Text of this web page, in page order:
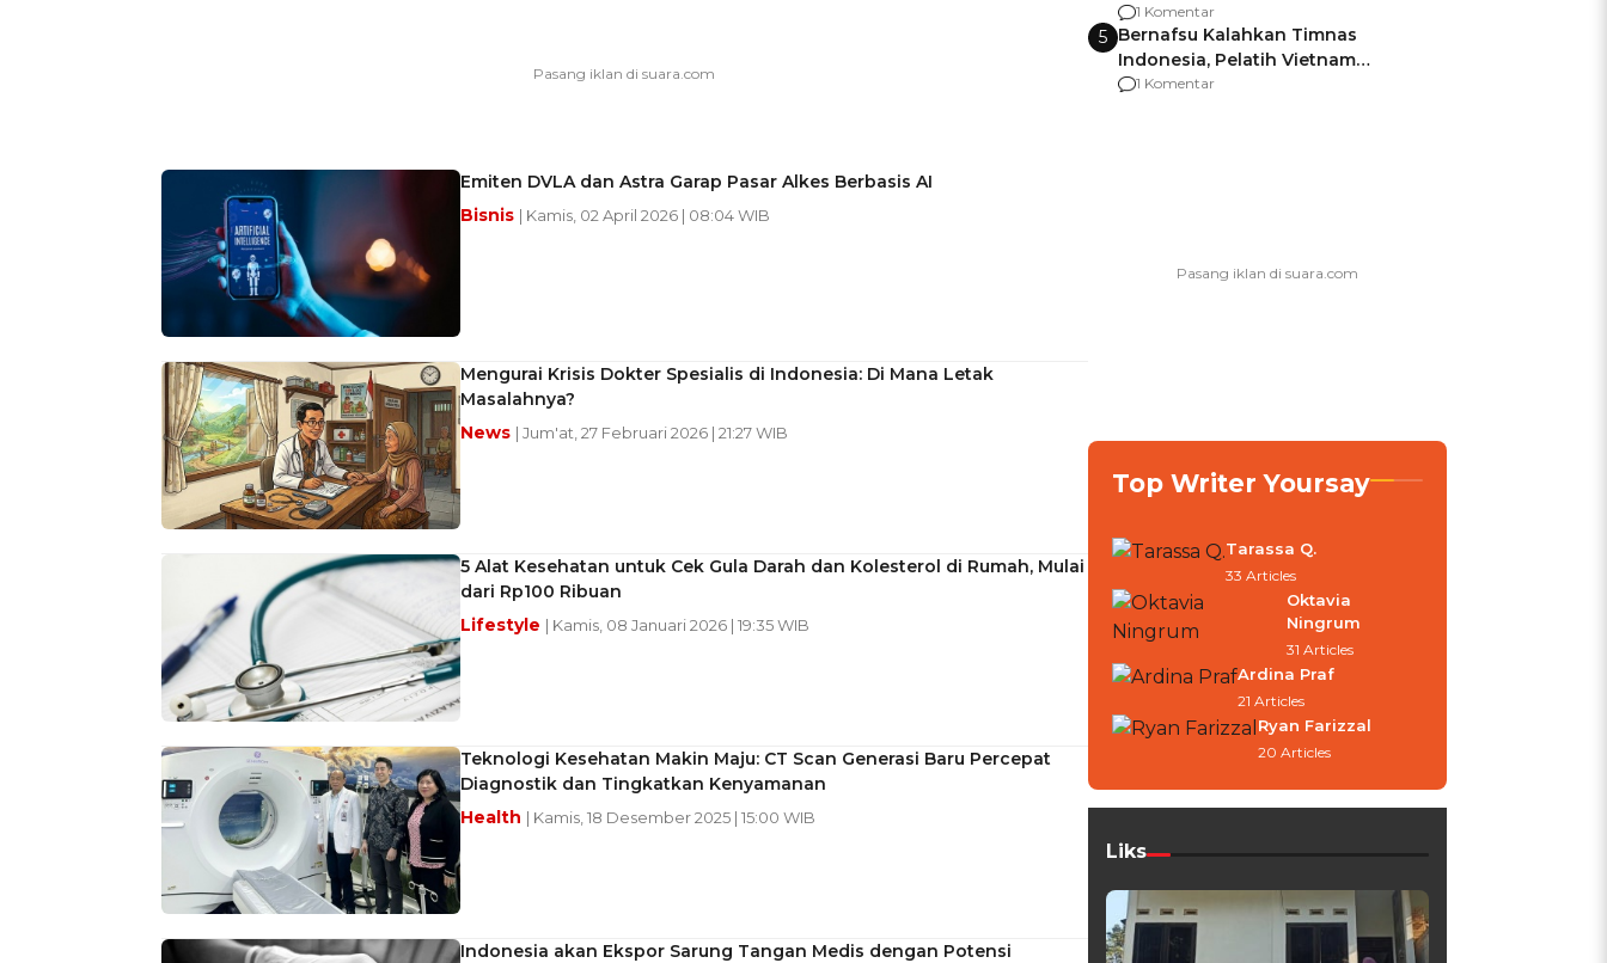
Emiten DVLA dan Astra Garap Pasar Alkes Berbasis AI
Bisnis | Kamis, 02 April 2026 | 08:04 WIB
Mengurai Krisis Dokter Spesialis di Indonesia: Di Mana Letak
Masalahnya?
News | Jum'at, 27 Februari 2026 | 21:27 WIB
5 Alat Kesehatan untuk Cek Gula Darah dan Kolesterol di Rumah, Mulai
dari Rp100 Ribuan
Lifestyle | Kamis, 08 Januari 2026 | 19:35 WIB
Teknologi Kesehatan Makin Maju: CT Scan Generasi Baru Percepat
Diagnostik dan Tingkatkan Kenyamanan
Health | Kamis, 18 Desember 2025 | 15:00 WIB
Indonesia akan Ekspor Sarung Tangan Medis dengan Potensi
Manchester United
1 Komentar
5 Bernafsu Kalahkan Timnas
Indonesia, Pelatih Vietnam
Berencana Pakai Jimat di Pakansari
1 Komentar
Top Writer Yoursay
Tarassa Q.
33 Articles
Oktavia
Ningrum
31 Articles
Ardina Praf
21 Articles
Ryan Farizzal
20 Articles
Liks